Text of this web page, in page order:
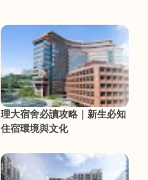
理大宿舍必讀攻略｜新生必知
住宿環境與文化